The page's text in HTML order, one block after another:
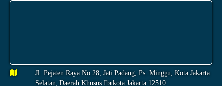
Jl. Pejaten Raya No.28, Jati Padang, Ps. Minggu, Kota Jakarta
Selatan, Daerah Khusus Ibukota Jakarta 12510